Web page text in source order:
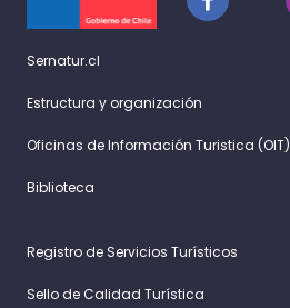
Sernatur.cl
Estructura y organización
Oficinas de Información Turistica (OIT)
Biblioteca
Registro de Servicios Turísticos
Sello de Calidad Turística